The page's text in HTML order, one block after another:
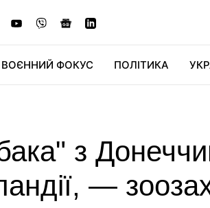
ВОЄННИЙ ФОКУС ПОЛІТИКА
з
—